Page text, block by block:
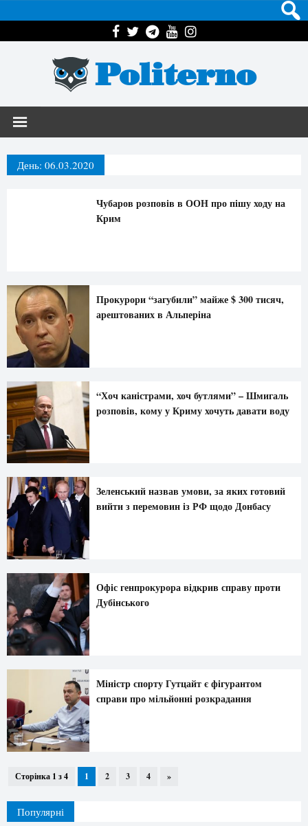
Politerno
День: 06.03.2020
Чубаров розповів в ООН про пішу ходу на
Крим
Прокурори “загубили” майже $ 300 тисяч,
арештованих в Альперіна
“Хоч каністрами, хоч бутлями” – Шмигаль
розповів, кому у Криму хочуть давати воду
Зеленський назвав умови, за яких готовий
вийти з перемовин із РФ щодо Донбасу
Офіс генпрокурора відкрив справу проти
Дубінського
Міністр спорту Гутцайт є фігурантом
справи про мільйонні розкрадання
Сторінка 1 з 4 1 2 3 4 »
Популярні